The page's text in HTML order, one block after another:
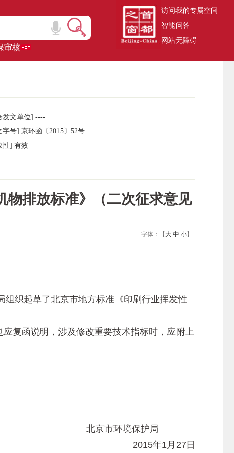
审核
访问我的专属空间
智能问答
网站无障碍
发文单位] ----
字号] 京环函〔2015〕52号
性] 有效
物排放标准》（二次征求意见
字体：【 大 中 小】
织起草了北京市地方标准《印刷行业挥发性
复函说明，涉及修改重要技术指标时，应附上
北京市环境保护局
2015年1月27日